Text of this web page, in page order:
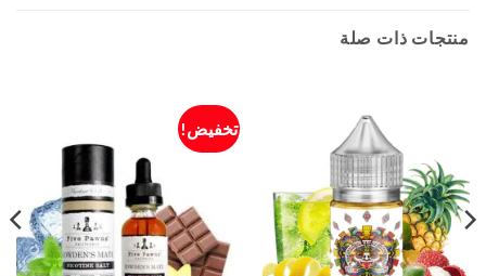
منتجات ذات صلة
تخفيض!